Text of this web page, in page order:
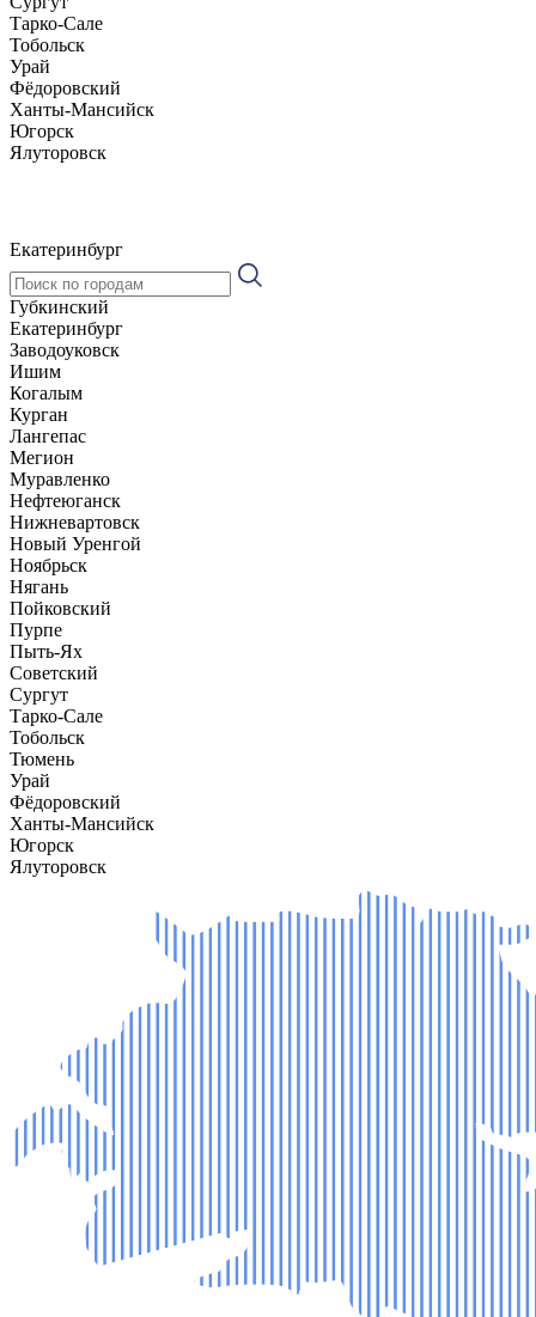
Тарко-Сале
Тобольск
Урай
Фёдоровский
Ханты-Мансийск
Югорск
Ялуторовск
Екатеринбург
Губкинский
Екатеринбург
Заводоуковск
Ишим
Когалым
Курган
Лангепас
Мегион
Муравленко
Нефтеюганск
Нижневартовск
Новый Уренгой
Ноябрьск
Нягань
Пойковский
Пурпе
Пыть-Ях
Советский
Сургут
Тарко-Сале
Тобольск
Тюмень
Урай
Фёдоровский
Ханты-Мансийск
Югорск
Ялуторовск